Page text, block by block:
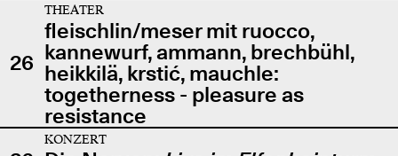
26
THEATER
fleischlin/meser mit ruocco,
kannewurf, ammann, brechbühl,
heikkilä, krstić, mauchle:
togetherness - pleasure as
resistance
KONZERT